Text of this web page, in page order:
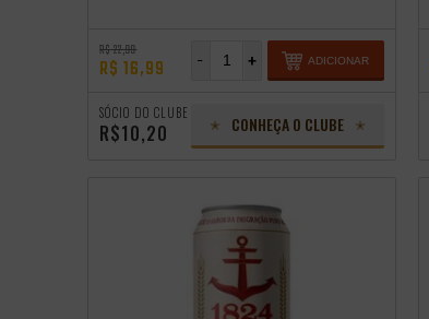
R$ 22,99
R$ 16,99 +
- ADICIONAR
SÓCIO DO CLUBE
R$10,20 CONHEÇA O CLUBE